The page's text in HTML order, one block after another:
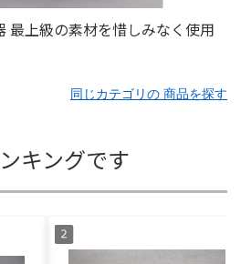
同じカテゴリの 商品を探す
キングです